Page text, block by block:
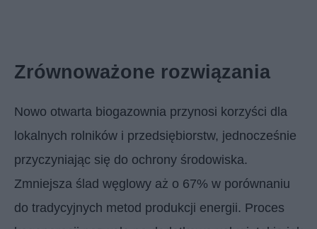
Zrównoważone rozwiązania
Nowo otwarta biogazownia przynosi korzyści dla
lokalnych rolników i przedsiębiorstw, jednocześnie
przyczyniając się do ochrony środowiska.
Zmniejsza ślad węglowy aż o 67% w porównaniu
do tradycyjnych metod produkcji energii. Proces